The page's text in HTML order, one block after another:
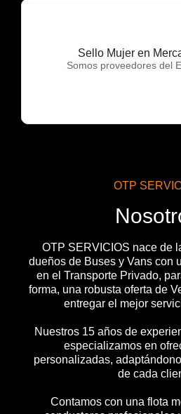
Sello Mujer en
Somos proveedores del
OTP
OTP
OTP SERVICIOS nace de
dueños de Buses y Vans con
en el Transporte Privado,
forma, una robusta oferta de
entregar el mejor
Nuestros 15 años de
especializamos en
personalizadas,
de cada
Contamos con una flota